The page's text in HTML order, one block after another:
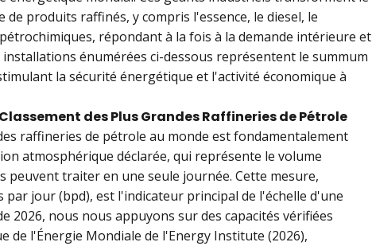
produits raffinés, y compris l'essence, le diesel, le
répondant à la fois à la demande intérieure et
énumérées ci-dessous représentent le summum
la sécurité énergétique et l'activité économique à
des Plus Grandes Raffineries de Pétrole
raffineries de pétrole au monde est fondamentalement
atmosphérique déclarée, qui représente le volume
peuvent traiter en une seule journée. Cette mesure,
jour (bpd), est l'indicateur principal de l'échelle d'une
2026, nous nous appuyons sur des capacités vérifiées
de l'Énergie Mondiale de l'Energy Institute (2026),